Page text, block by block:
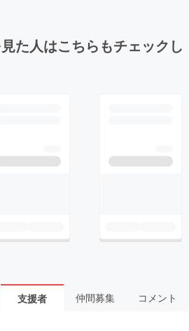
た人はこちらもチェックし
支援者 仲間募集 コメント